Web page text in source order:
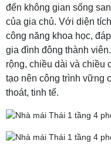
đến không gian sống
của gia chủ. Với diện
công năng khoa học,
gia đình đông thành
rộng, chiều dài và chiều
tạo nên công trình vững
thoát, tinh tế.